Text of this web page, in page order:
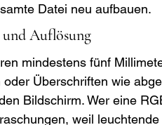
Datei neu aufbauen.
und Auflösung
mindestens fünf
Überschriften wie
Bildschirm. Wer eine
weil